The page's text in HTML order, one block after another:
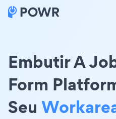
Embutir A
Form
Seu